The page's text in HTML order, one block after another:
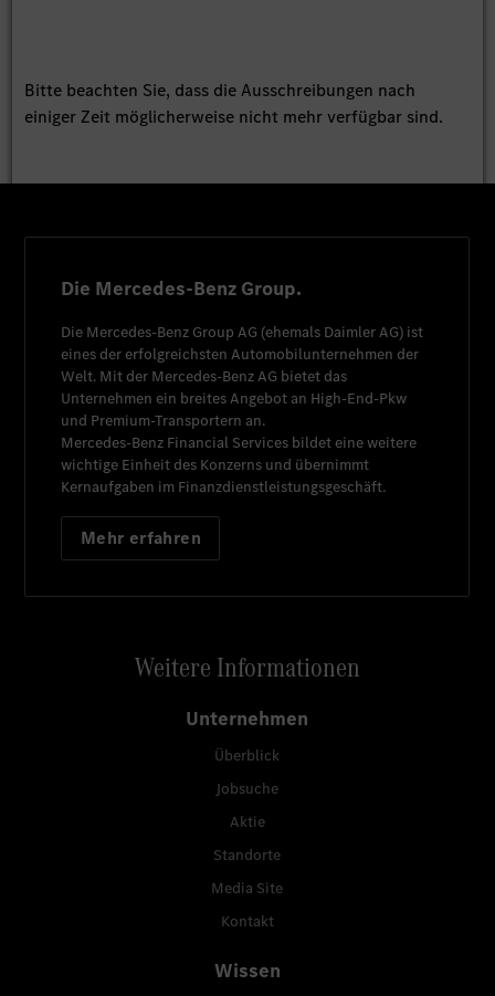
Bitte beachten Sie, dass die Ausschreibungen nach
einiger Zeit möglicherweise nicht mehr verfügbar sind.
Die Mercedes-Benz Group.
Die Mercedes-Benz Group AG (ehemals Daimler AG) ist
eines der erfolgreichsten Automobilunternehmen der
Welt. Mit der Mercedes-Benz AG bietet das
Unternehmen ein breites Angebot an High-End-Pkw
und Premium-Transportern an.
Mercedes-Benz Financial Services bildet eine weitere
wichtige Einheit des Konzerns und übernimmt
Kernaufgaben im Finanzdienstleistungsgeschäft.
Mehr erfahren
Weitere Informationen
Unternehmen
Überblick
Jobsuche
Aktie
Standorte
Media Site
Kontakt
Wissen